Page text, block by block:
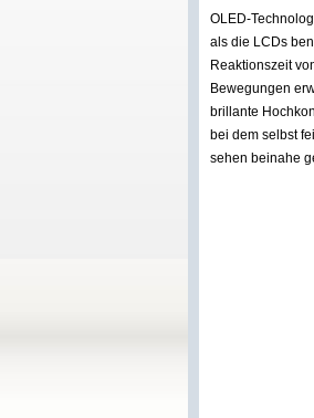
OLED-
als die LCDs
Reaktionszeit
Bewegungen
brillante
bei dem selbst
sehen beinahe